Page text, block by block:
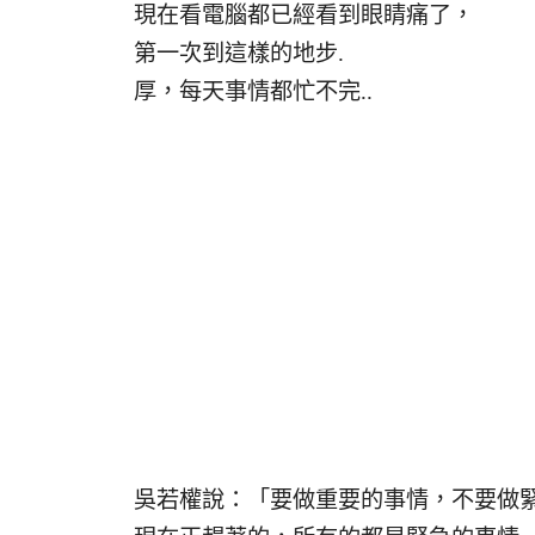
現在看電腦都已經看到眼睛痛了，
第一次到這樣的地步.
厚，每天事情都忙不完..
吳若權說：「要做重要的事情，不要做